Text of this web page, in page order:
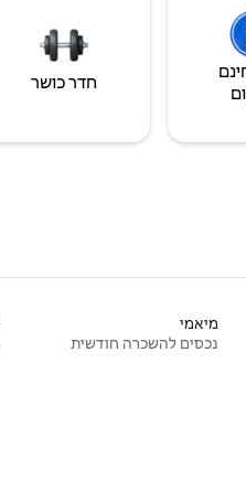
חדר כושר
מיאמי
נכסים להשכרה חודשית